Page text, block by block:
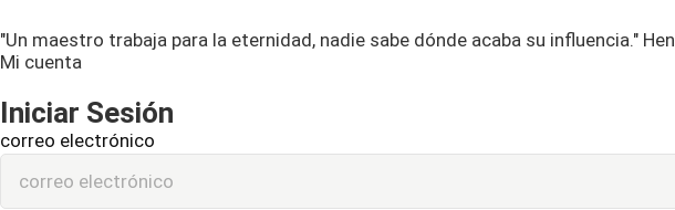
"Un maestro trabaja para la eternidad, nadie sabe dónde acaba su influencia."
Mi cuenta
Iniciar Sesión
correo electrónico